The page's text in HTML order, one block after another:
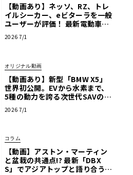
【動画あり】ネッソ、RZ、トレ
イルシーカー、eビターラを一般
ユーザーが評価！ 最新電動車体
ーズミート2026横浜】
2026 7/1
オリジナル動画
【動画あり】新型「BMW X5」
世界初公開。EVから水素まで、
5種の動力を誇る次世代SAVの実
2026 7/1
コラム
【動画】アストン・マーティン
と盆栽の共通点!? 最新「DBX
S」でアジアトップと語り合う東